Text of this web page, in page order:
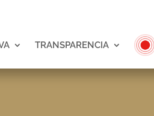
TRANSPARENCIA